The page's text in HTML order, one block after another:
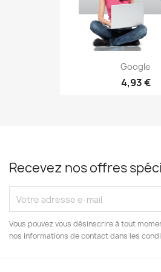
Google
4,93 €
Recevez nos offres
Vous pouvez vous désinscrire à tout
nos informations de contact dans les